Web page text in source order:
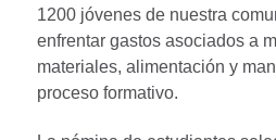
1200 jóvenes de nuestra
enfrentar gastos asociados a
materiales, alimentación y
proceso formativo.